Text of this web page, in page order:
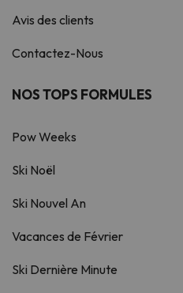
Avis des clients
Contactez-Nous
NOS TOPS FORMULES
Pow Weeks
Ski Noël
Ski Nouvel An
Vacances de Février
Ski Dernière Minute